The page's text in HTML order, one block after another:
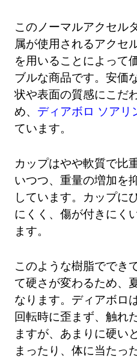
このノーマルアクセル
属が使用されるアクセ
を用いることによって
ブルな商品です。安価
状や表面の質感にこだ
め、 ディアボロ ソアリ
ています。
カップはやや軟質で比
いつつ、重量の増加を
しています。カップに
にくく、傷が付きにく
ます。
このような樹脂ででき
て硬さが変わるため、
なります。ディアボロ
回転時に歪まず、触れ
ますが、あまりに硬い
まったり、体に当たっ